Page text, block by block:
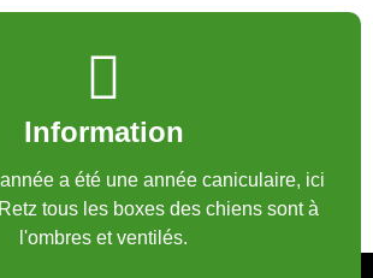
Information
a été une année caniculaire, ici
tous les boxes des chiens sont à
l'ombres et ventilés.